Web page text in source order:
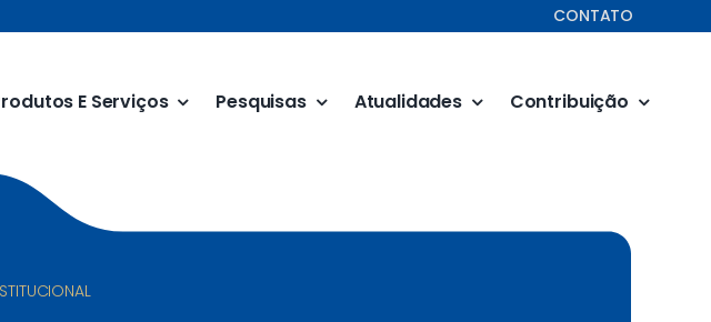
CONTATO
E Serviços Pesquisas Atualidades Contribuição